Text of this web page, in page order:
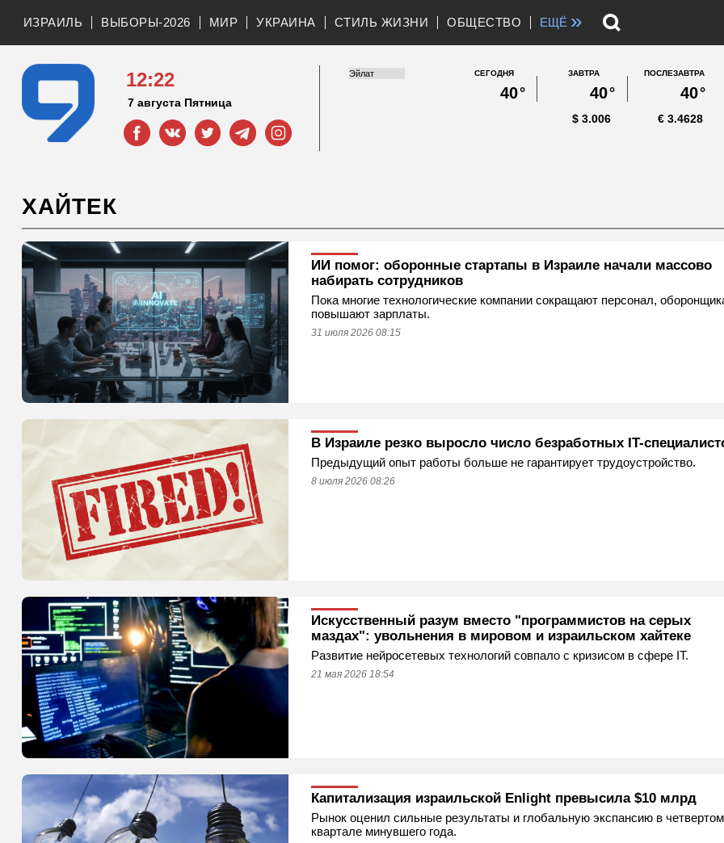
ИЗРАИЛЬ ВЫБОРЫ-2026 МИР УКРАИНА СТИЛЬ ЖИЗНИ ОБЩЕСТВО ЕЩЁ »
12:22
7 августа Пятница
СЕГОДНЯ
40°
ЗАВТРА
40°
ПОСЛЕЗАВТРА
40°
3.006
$ 3.4628
€
ХАЙТЕК
ИИ помог: оборонные стартапы в Израиле начали массово
набирать сотрудников
Пока многие технологические компании сокращают персонал,
повышают зарплаты.
31 июля 2026 08:15
В Израиле резко выросло число безработных IT-
Предыдущий опыт работы больше не гарантирует трудоустройство.
8 июля 2026 08:26
Искусственный разум вместо "программистов на серых
маздах": увольнения в мировом и израильском хайтеке
Развитие нейросетевых технологий совпало с кризисом в сфере IT.
21 мая 2026 18:54
Капитализация израильской Enlight превысила $10 млрд
Рынок оценил сильные результаты и глобальную экспансию в четвертом
квартале минувшего года.